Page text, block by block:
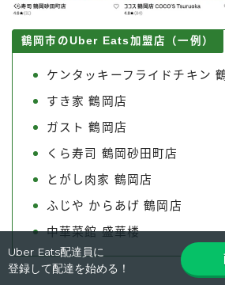
Follow Me
鶴岡市のUber Eats加盟店（一例）
ケンタッキーフライドチキン
すき家 鶴岡店
ガスト 鶴岡店
くら寿司 鶴岡砂田町店
とがし肉家 鶴岡店
ふじや からあげ 鶴岡店
中華菜館 盛華楼
Uber Eats配達員に
登録して配達を始める！